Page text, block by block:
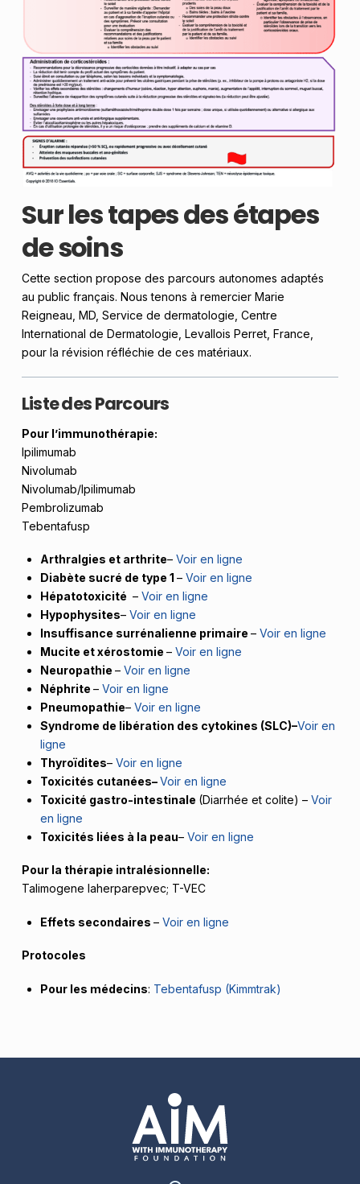
Sur les tapes des étapes
de soins
Cette section propose des parcours autonomes adaptés
au public français. Nous tenons à remercier Marie
Reigneau, MD, Service de dermatologie, Centre
International de Dermatologie, Levallois Perret, France,
pour la révision réfléchie de ces matériaux.
Liste des Parcours
Pour l’immunothérapie:
Ipilimumab
Nivolumab
Nivolumab/Ipilimumab
Pembrolizumab
Tebentafusp
Arthralgies et arthrite–Voir en ligne
Diabète sucré de type 1–Voir en ligne
Hépatotoxicité –Voir en ligne
Hypophysites–Voir en ligne
Insuffisance surrénalienne primaire–Voir en ligne
Mucite et xérostomie–Voir en ligne
Neuropathie–Voir en ligne
Néphrite–Voir en ligne
Pneumopathie–Voir en ligne
Syndrome de libération des cytokines (SLC)–Voir en
ligne
Thyroïdites–Voir en ligne
Toxicités cutanées–Voir en ligne
Toxicité gastro-intestinale (Diarrhée et colite) –Voir
en ligne
Toxicités liées à la peau–Voir en ligne
Pour la thérapie intralésionnelle:
Talimogene laherparepvec; T-VEC
Effets secondaires–Voir en ligne
Protocoles
Pour les médecins: Tebentafusp (Kimmtrak)